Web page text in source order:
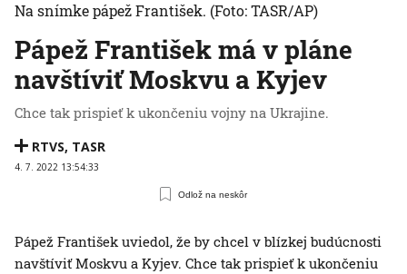
Pápež František má v pláne
navštíviť Moskvu a Kyjev
Chce tak prispieť k ukončeniu vojny na Ukrajine.
RTVS, TASR
4. 7. 2022 13:54:33
Odlož na neskôr
Na snímke pápež František. (Foto: TASR/AP)
Pápež František uviedol, že by chcel v blízkej budúcnosti
navštíviť Moskvu a Kyjev. Chce tak prispieť k ukončeniu